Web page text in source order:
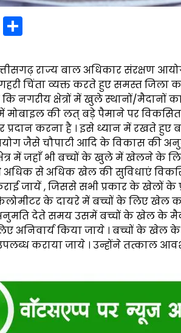
Messenger
राज्य बाल अधिकार संरक्षण आयोग
चिंता व्यक्त करते हुए समस्त
कि नगरीय क्षेत्रों में खुले स्थानों/
में मोबाइल की लत् बड़े पैमाने पर
करना है । इसे ध्यान में रखते
जैसे चौपाटी आदि के विकास की
में जहाँ भी बच्चों के खुले में खेलने के
अधिक से अधिक खेल की सुविधाएं
जायें , जिससे सभी प्रकार के खेलों के
के दायरे में बच्चों के लिए खेल
देते समय उसमें बच्चों के खेल के
अनिवार्य किया जाये । बच्चों के खेल
कराया जाये । उन्होंने तत्काल